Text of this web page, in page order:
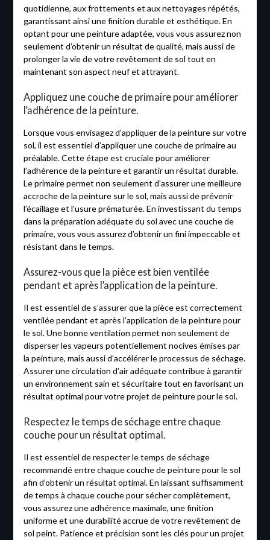
quotidienne, aux frottements et aux nettoyages répétés,
garantissant ainsi une finition durable et esthétique. En
optant pour une peinture adaptée, vous vous assurez non
seulement d’obtenir un résultat de qualité, mais aussi de
prolonger la vie de votre revêtement de sol tout en
maintenant son aspect neuf et attrayant.
Appliquez une couche de primaire pour améliorer
l’adhérence de la peinture.
Lorsque vous envisagez d’appliquer de la peinture sur votre
sol, il est essentiel d’appliquer une couche de primaire au
préalable. Cette étape est cruciale pour améliorer
l’adhérence de la peinture et garantir un résultat durable.
Le primaire permet non seulement d’assurer une meilleure
accroche de la peinture sur le sol, mais aussi de prévenir
l’écaillage et l’usure prématurée. En investissant du temps
dans la préparation adéquate du sol avec une couche de
primaire, vous vous assurez d’obtenir un fini impeccable et
résistant dans le temps.
Assurez-vous que la pièce est bien ventilée
pendant et après l’application de la peinture.
Il est essentiel de s’assurer que la pièce est correctement
ventilée pendant et après l’application de la peinture pour
le sol. Une bonne ventilation permet non seulement de
disperser les vapeurs potentiellement nocives émises par
la peinture, mais aussi d’accélérer le processus de séchage.
Assurer une circulation d’air adéquate contribue à garantir
un environnement sain et sécuritaire tout en favorisant un
résultat optimal pour votre projet de peinture pour le sol.
Respectez le temps de séchage entre chaque
couche pour un résultat optimal.
Il est essentiel de respecter le temps de séchage
recommandé entre chaque couche de peinture pour le sol
afin d’obtenir un résultat optimal. En laissant suffisamment
de temps à chaque couche pour sécher complètement,
vous assurez une adhérence maximale, une finition
uniforme et une durabilité accrue de votre revêtement de
sol peint. Patience et précision sont les clés pour un projet